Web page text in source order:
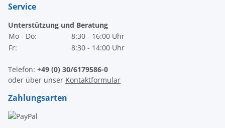
Service
Unterstützung und Beratung
Mo - Do:
8:30 - 16:00 Uhr
Fr:
8:30 - 14:00 Uhr
Telefon: +49 (0) 30/6179586-0
oder über unser Kontaktformular
Zahlungsarten